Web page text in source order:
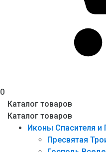
0
Каталог товаров
Каталог товаров
Иконы Спасителя и
Пресвятая